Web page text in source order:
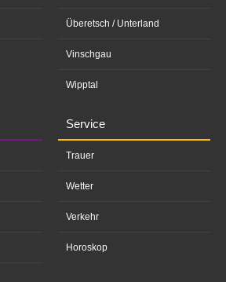
Überetsch / Unterland
Vinschgau
Wipptal
Service
Trauer
Wetter
Verkehr
Horoskop